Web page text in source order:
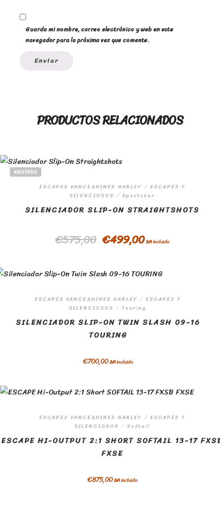
Guarda mi nombre, correo electrónico y web en este
navegador para la próxima vez que comente.
PRODUCTOS RELACIONADOS
AGOTADO
ESCAPES VANCE&HINES HARLEY / ESCAPES Y
SILENCIOSOS / Sportster
SILENCIADOR SLIP-ON STRAIGHTSHOTS
€575,00 €499,00IVA incluido
ESCAPES VANCE&HINES HARLEY / ESCAPES Y
SILENCIOSOS / Touring
SILENCIADOR SLIP-ON TWIN SLASH 09-16
TOURING
€700,00IVA incluido
ESCAPES VANCE&HINES HARLEY / ESCAPES Y
SILENCIOSOS / Softail
ESCAPE HI-OUTPUT 2:1 SHORT SOFTAIL 13-17
FXSE
€875,00IVA incluido